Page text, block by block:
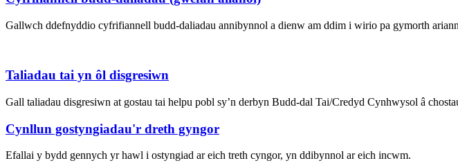
Gallwch ddefnyddio cyfrifiannell budd-daliadau annibynnol a dienw am ddim i wirio pa gymorth
Taliadau tai yn ôl disgresiwn
Gall taliadau disgresiwn at gostau tai helpu pobl sy’n derbyn Budd-dal Tai/Credyd Cynhwysol â
Cynllun gostyngiadau'r dreth gyngor
Efallai y bydd gennych yr hawl i ostyngiad ar eich treth cyngor, yn ddibynnol ar eich incwm.